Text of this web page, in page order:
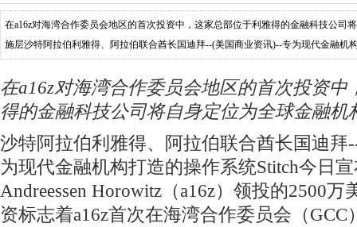
在a16z对海湾合作委员会地区的首次投资中，这家总部位于利雅得的金融科技公司
施层沙特阿拉伯利雅得、阿拉伯联合酋长国迪拜--(美国商业资讯)--专为现代金融机
在a16z对海湾合作委员会地区的首次投资中
得的金融科技公司将自身定位为全球金融机
沙特阿拉伯利雅得、阿拉伯联合酋长国迪拜
为现代金融机构打造的操作系统Stitch今日
Andreessen Horowitz（a16z）领投的2500
资标志着a16z首次在海湾合作委员会（